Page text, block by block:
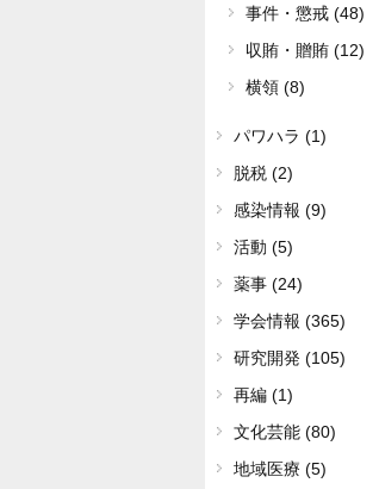
事件・懲戒 (48)
収賄・贈賄 (12)
横領 (8)
パワハラ (1)
脱税 (2)
感染情報 (9)
活動 (5)
薬事 (24)
学会情報 (365)
研究開発 (105)
再編 (1)
文化芸能 (80)
地域医療 (5)